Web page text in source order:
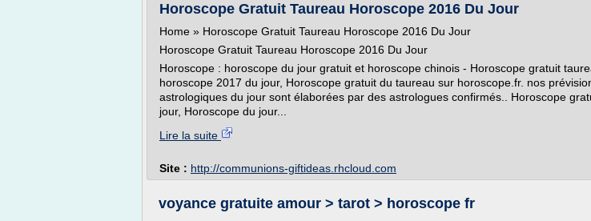
Horoscope Gratuit Taureau Horoscope 2016 Du Jour
Home » Horoscope Gratuit Taureau Horoscope 2016 Du Jour
Horoscope Gratuit Taureau Horoscope 2016 Du Jour
Horoscope : horoscope du jour gratuit et horoscope chinois - Horoscope gratuit
horoscope 2017 du jour, Horoscope gratuit du taureau sur horoscope.fr. nos
astrologiques du jour sont élaborées par des astrologues confirmés.. Horoscope
jour, Horoscope du jour...
Lire la suite
Site : http://communions-giftideas.rhcloud.com
voyance gratuite amour > tarot > horoscope fr